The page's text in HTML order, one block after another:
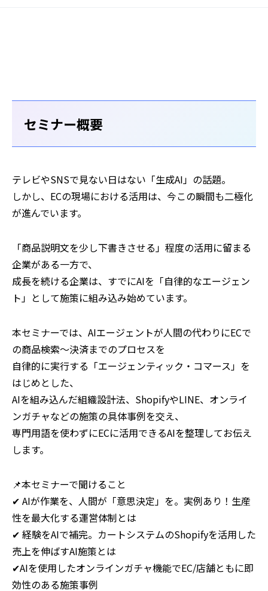
セミナー概要
テレビやSNSで見ない日はない「生成AI」の話題。
しかし、ECの現場における活用は、今この瞬間も二極化
が進んでいます。
「商品説明文を少し下書きさせる」程度の活用に留まる
企業がある一方で、
成長を続ける企業は、すでにAIを「自律的なエージェン
ト」として施策に組み込み始めています。
本セミナーでは、AIエージェントが人間の代わりにECで
の商品検索～決済までのプロセスを
自律的に実行する「エージェンティック・コマース」を
はじめとした、
AIを組み込んだ組織設計法、ShopifyやLINE、オンライ
ンガチャなどの施策の具体事例を交え、
専門用語を使わずにECに活用できるAIを整理してお伝え
します。
📌本セミナーで聞けること
✔ AIが作業を、人間が「意思決定」を。実例あり！生産
性を最大化する運営体制とは
✔ 経験をAIで補完。カートシステムのShopifyを活用した
売上を伸ばすAI施策とは
✔AIを使用したオンラインガチャ機能でEC/店舗ともに即
効性のある施策事例